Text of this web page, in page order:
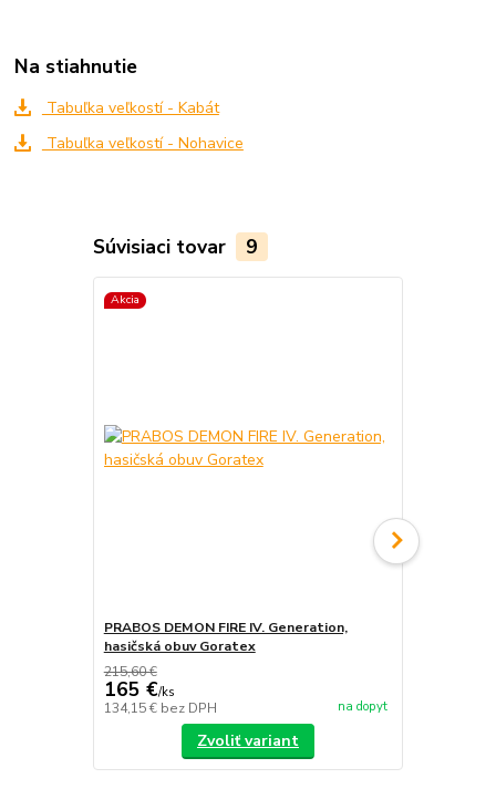
Na stiahnutie
Tabuľka veľkostí - Kabát
Tabuľka veľkostí - Nohavice
Súvisiaci tovar 9
Akcia
PRABOS DEMON FIRE IV. Generation,
hasičská obuv Goratex
215,60 €
165 €/ks
134,15 € bez DPH na dopyt
Zvoliť variant